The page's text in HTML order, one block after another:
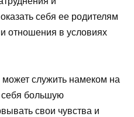
себя ее родителям
отношения в условиях
служить намеком на
себя большую
свои чувства и